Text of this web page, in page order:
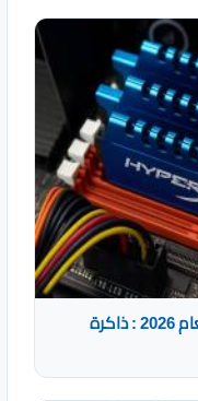
أفضل أنواع رامات الكمبيوتر للألعاب لعام 2026 : ذاكرة